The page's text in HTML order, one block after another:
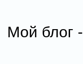
Мой блог -